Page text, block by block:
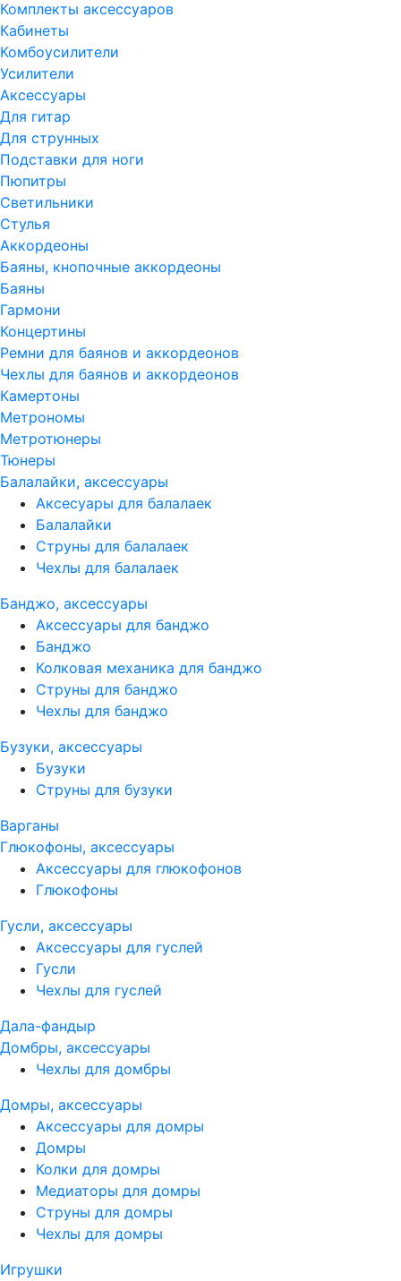
Комплекты аксессуаров
Кабинеты
Комбоусилители
Усилители
Аксессуары
Для гитар
Для струнных
Подставки для ноги
Пюпитры
Светильники
Стулья
Аккордеоны
Баяны, кнопочные аккордеоны
Баяны
Гармони
Концертины
Ремни для баянов и аккордеонов
Чехлы для баянов и аккордеонов
Камертоны
Метрономы
Метротюнеры
Тюнеры
Балалайки, аксессуары
Аксесуары для балалаек
Балалайки
Струны для балалаек
Чехлы для балалаек
Банджо, аксессуары
Аксессуары для банджо
Банджо
Колковая механика для банджо
Струны для банджо
Чехлы для банджо
Бузуки, аксессуары
Бузуки
Струны для бузуки
Варганы
Глюкофоны, аксессуары
Аксессуары для глюкофонов
Глюкофоны
Гусли, аксессуары
Аксессуары для гуслей
Гусли
Чехлы для гуслей
Дала-фандыр
Домбры, аксессуары
Чехлы для домбры
Домры, аксессуары
Аксессуары для домры
Домры
Колки для домры
Медиаторы для домры
Струны для домры
Чехлы для домры
Игрушки